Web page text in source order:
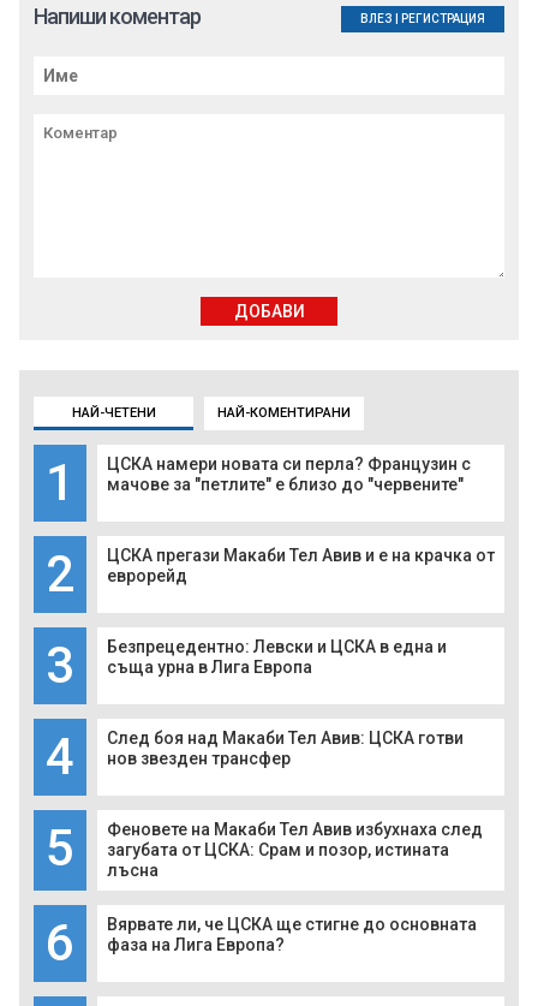
НАЙ-ЧЕТЕНИ НАЙ-КОМЕНТИРАНИ
1
ЦСКА намери новата си перла? Французин с
мачове за "петлите" е близо до "червените"
2
ЦСКА прегази Макаби Тел Авив и е на крачка от
еврорейд
3
Безпрецедентно: Левски и ЦСКА в една и
съща урна в Лига Европа
4
След боя над Макаби Тел Авив: ЦСКА готви
нов звезден трансфер
5
Феновете на Макаби Тел Авив избухнаха след
загубата от ЦСКА: Срам и позор, истината
лъсна
6
Вярвате ли, че ЦСКА ще стигне до основната
фаза на Лига Европа?
Напиши коментар ВЛЕЗ РЕГИСТРАЦИЯ
ДОБАВИ